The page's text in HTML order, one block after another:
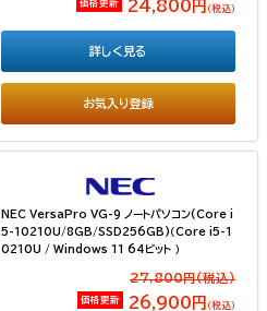
価格更新 24,800円 （税込）
お気入り登録
詳しく見る
NEC VersaPro VG-9 ノートパソコン(Core i
5-10210U/8GB/SSD256GB)（Core i5-1
0210U / Windows 11 64ビット ）
27,800円(税込）
価格更新 26,900円 （税込）